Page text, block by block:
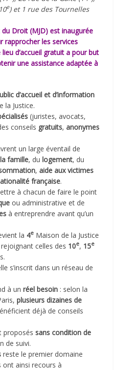
e) et 1 rue des Tournelles
du Droit (MJD) est inaugurée
rapprocher les services
d’accueil gratuit a pour but
une assistance adaptée à
d’accueil et d’information
la Justice.
(juristes, avocats,
conseils gratuits,anonymes
un large éventail de
famille, du logement, du
,aide aux victimes
française.
à chacun de faire le point
ou administrative et de
à entreprendre avant qu’un
la 4e Maison de la Justice
celles des 10e, 15e
s’inscrit dans un réseau de
à unréel besoin : selon la
plusieurs dizaines de
déjà de conseils
proposés sans condition de
de suivi.
reste le premier domaine
ont ainsi recours à